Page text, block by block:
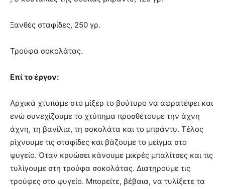
Ξανθές σταφίδες, 250 γρ.
Τρούφα σοκολάτας.
Επί το έργον:
Αρχικά χτυπάμε στο μίξερ το βούτυρο να αφρατέψει και
ενώ συνεχίζουμε το χτύπημα προσθέτουμε την άχνη
άχνη, τη βανίλια, τη σοκολάτα και το μπράντυ. Τέλος
ρίχνουμε τις σταφίδες και βάζουμε το μείγμα στο
ψυγείο. Όταν κρυώσει κάνουμε μικρές μπαλίτσες και τις
τυλίγουμε στη τρούφα σοκολάτας. Διατηρούμε τις
τρούφες στο ψυγείο. Μπορείτε, βέβαια, να τυλίξετε τα